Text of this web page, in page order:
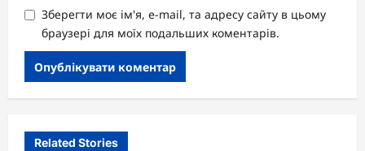
Зберегти моє ім'я, e-mail, та адресу сайту в цьому
браузері для моїх подальших коментарів.
Related Stories